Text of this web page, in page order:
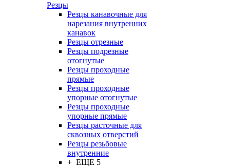
Резцы
Резцы канавочные для
нарезания внутренних
канавок
Резцы отрезные
Резцы подрезные
отогнутые
Резцы проходные
прямые
Резцы проходные
упорные отогнутые
Резцы проходные
упорные прямые
Резцы расточные для
сквозных отверстий
Резцы резьбовые
внутренние
+ ЕЩЕ 5